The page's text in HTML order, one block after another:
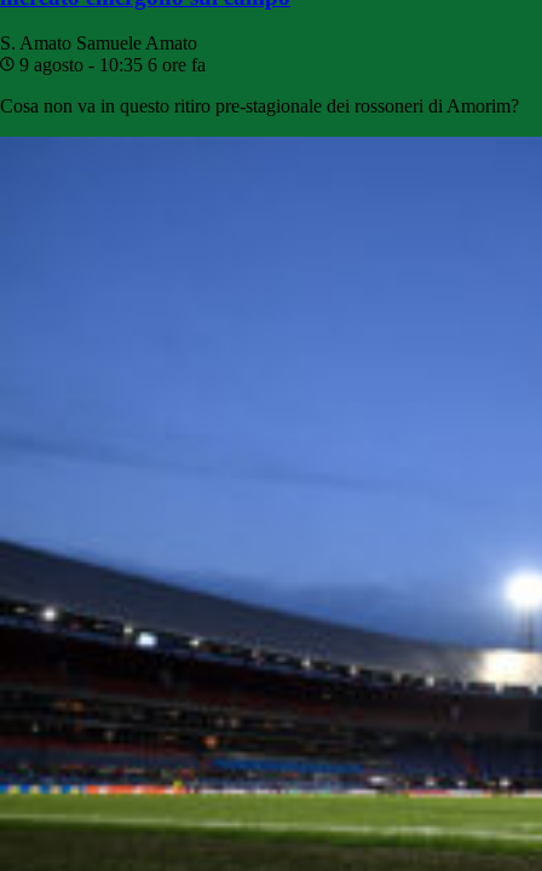
S. Amato Samuele Amato
9 agosto - 10:35 6 ore fa
Cosa non va in questo ritiro pre-stagionale dei rossoneri di Amorim?